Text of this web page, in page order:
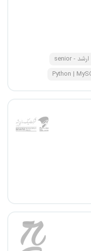
senior - ارشد
Python |